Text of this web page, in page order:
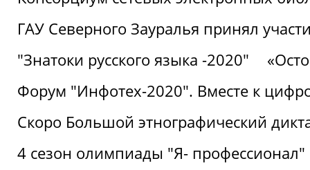
ГАУ Северного Зауралья принял
"Знатоки русского языка -2020"
Форум "Инфотех-2020". Вместе к
Скоро Большой этнографический
4 сезон олимпиады "Я- профессионал"